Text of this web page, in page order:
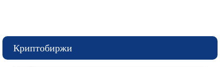
Криптобиржи